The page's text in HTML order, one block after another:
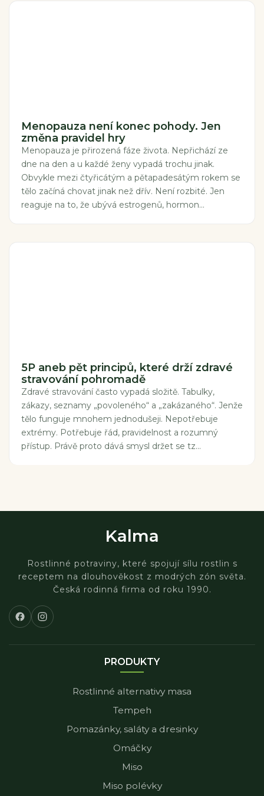
Menopauza není konec pohody. Jen
změna pravidel hry
Menopauza je přirozená fáze života. Nepřichází ze
dne na den a u každé ženy vypadá trochu jinak.
Obvykle mezi čtyřicátým a pětapadesátým rokem se
tělo začíná chovat jinak než dřív. Není rozbité. Jen
reaguje na to, že ubývá estrogenů, hormon...
5P aneb pět principů, které drží zdravé
stravování pohromadě
Zdravé stravování často vypadá složitě. Tabulky,
zákazy, seznamy „povoleného“ a „zakázaného“. Jenže
tělo funguje mnohem jednodušeji. Nepotřebuje
extrémy. Potřebuje řád, pravidelnost a rozumný
přístup. Právě proto dává smysl držet se tz...
Kalma
Rostlinné potraviny, které spojují sílu rostlin s
receptem na dlouhověkost z modrých zón světa.
Česká rodinná firma od roku 1990.
PRODUKTY
Rostlinné alternativy masa
Tempeh
Pomazánky, saláty a dresinky
Omáčky
Miso
Miso polévky